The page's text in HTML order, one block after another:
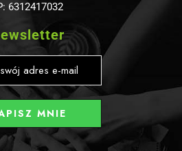
6312417032